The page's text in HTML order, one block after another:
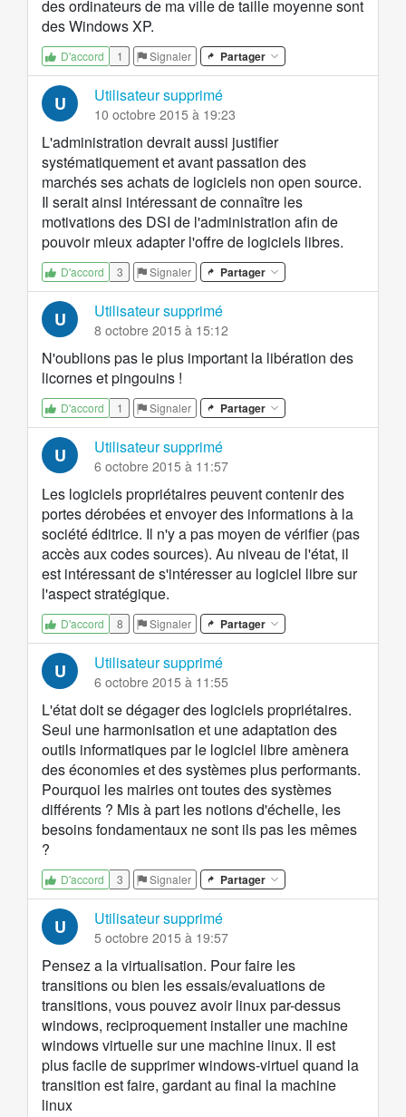
des ordinateurs de ma ville de taille moyenne sont
des Windows XP.
D'accord 1 Signaler Partager
U Utilisateur supprimé
10 octobre 2015 à 19:23
L'administration devrait aussi justifier
systématiquement et avant passation des
marchés ses achats de logiciels non open source.
Il serait ainsi intéressant de connaître les
motivations des DSI de l'administration afin de
pouvoir mieux adapter l'offre de logiciels libres.
D'accord 3 Signaler Partager
U Utilisateur supprimé
8 octobre 2015 à 15:12
N'oublions pas le plus important la libération des
licornes et pingouins !
D'accord 1 Signaler Partager
U Utilisateur supprimé
6 octobre 2015 à 11:57
Les logiciels propriétaires peuvent contenir des
portes dérobées et envoyer des informations à la
société éditrice. Il n'y a pas moyen de vérifier (pas
accès aux codes sources). Au niveau de l'état, il
est intéressant de s'intéresser au logiciel libre sur
l'aspect stratégique.
D'accord 8 Signaler Partager
U Utilisateur supprimé
6 octobre 2015 à 11:55
L'état doit se dégager des logiciels propriétaires.
Seul une harmonisation et une adaptation des
outils informatiques par le logiciel libre amènera
des économies et des systèmes plus performants.
Pourquoi les mairies ont toutes des systèmes
différents ? Mis à part les notions d'échelle, les
besoins fondamentaux ne sont ils pas les mêmes
?
D'accord 3 Signaler Partager
U Utilisateur supprimé
5 octobre 2015 à 19:57
Pensez a la virtualisation. Pour faire les
transitions ou bien les essais/evaluations de
transitions, vous pouvez avoir linux par-dessus
windows, reciproquement installer une machine
windows virtuelle sur une machine linux. Il est
plus facile de supprimer windows-virtuel quand la
transition est faire, gardant au final la machine
linux